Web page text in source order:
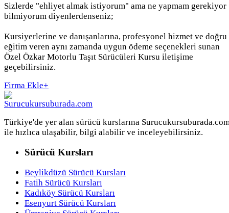
Sizlerde "ehliyet almak istiyorum" ama ne yapmam gerekiyor
bilmiyorum diyenlerdenseniz;
Kursiyerlerine ve danışanlarına, profesyonel hizmet ve doğru
eğitim veren aynı zamanda uygun ödeme seçenekleri sunan
Özel Özkar Motorlu Taşıt Sürücüleri Kursu iletişime
geçebilirsiniz.
Firma Ekle+
Türkiye'de yer alan sürücü kurslarına
ile hızlıca ulaşabilir, bilgi alabilir ve inceleyebilirsiniz.
Sürücü Kursları
Beylikdüzü Sürücü Kursları
Fatih Sürücü Kursları
Kadıköy Sürücü Kursları
Esenyurt Sürücü Kursları